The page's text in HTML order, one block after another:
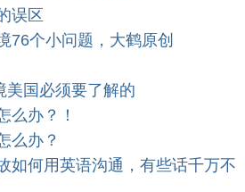
误区
76个小问题，大鹤原创
美国必须要了解的
么办？！
么办？
如何用英语沟通，有些话千万不